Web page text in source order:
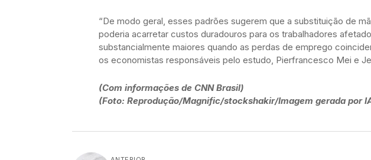
“De modo geral, esses padrões sugerem que a substituição de
poderia acarretar custos duradouros para os trabalhadores
substancialmente maiores quando as perdas de emprego
os economistas responsáveis pelo estudo, Pierfrancesco Mei e
(Com informações de CNN Brasil)
(Foto: Reprodução/Magnific/stockshakir/Imagem gerada por